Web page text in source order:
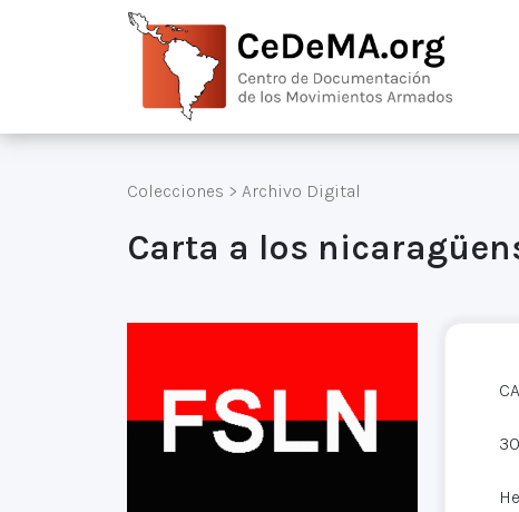
Colecciones > Archivo Digital
Carta a los